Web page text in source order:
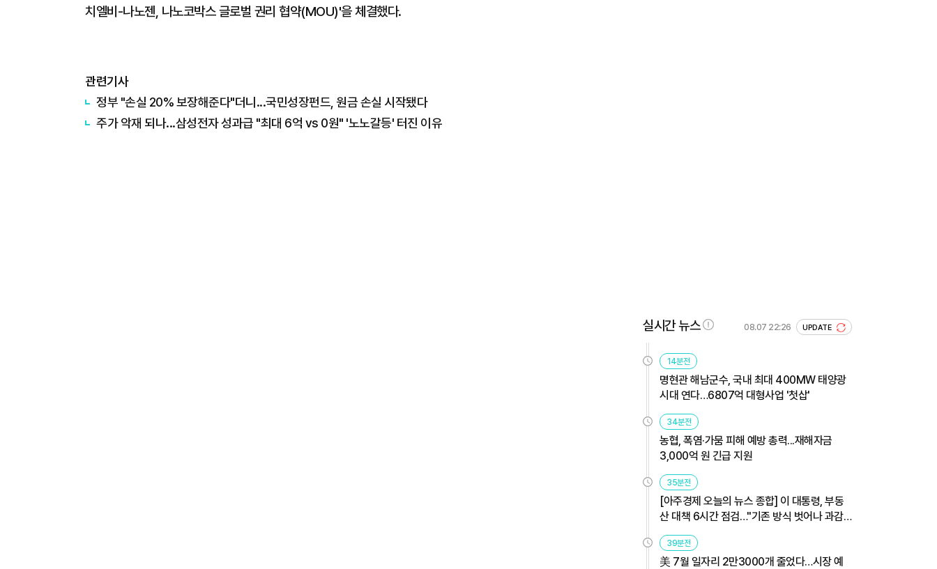
치엘비-나노젠, 나노코박스 글로벌 권리 협약(MOU)'을 체결했다.
관련기사
정부 "손실 20% 보장해준다"더니...국민성장펀드, 원금 손실 시작됐다
주가 악재 되나...삼성전자 성과급 "최대 6억 vs 0원" '노노갈등' 터진 이유
실시간 뉴스 08.07 22:26 UPDATE
14분전
명현관 해남군수, 국내 최대 400MW 태양광
시대 연다…6807억 대형사업 '첫삽'
34분전
농협, 폭염·가뭄 피해 예방 총력...재해자금
3,000억 원 긴급 지원
35분전
[아주경제 오늘의 뉴스 종합] 이 대통령, 부동
산 대책 6시간 점검…"기존 방식 벗어나 과감
히 실행" 外
39분전
美 7월 일자리 2만3000개 줄었다…시장 예